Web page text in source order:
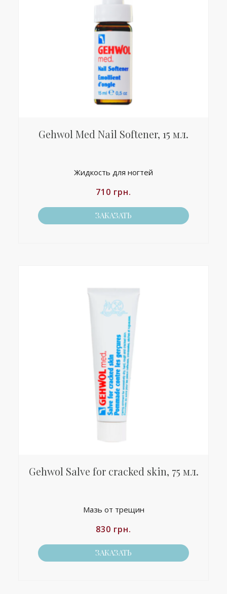
Gehwol Med Nail Softener, 15 мл.
Жидкость для ногтей
710 грн.
ЗАКАЗАТЬ
Gehwol Salve for cracked skin, 75 мл.
Мазь от трещин
830 грн.
ЗАКАЗАТЬ